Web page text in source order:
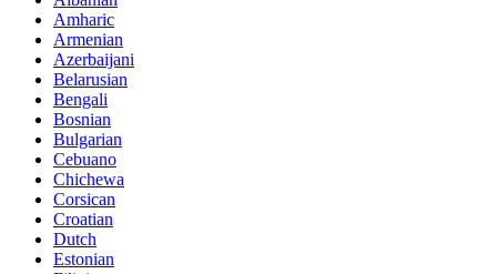
Amharic
Armenian
Azerbaijani
Belarusian
Bengali
Bosnian
Bulgarian
Cebuano
Chichewa
Corsican
Croatian
Dutch
Estonian